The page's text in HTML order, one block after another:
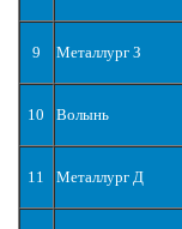
9 Металлург З
10 Волынь
11 Металлург Д